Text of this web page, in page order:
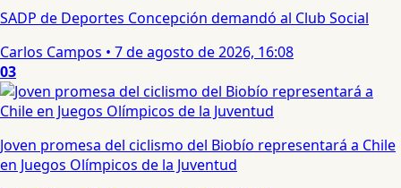
SADP de Deportes Concepción demandó al Club Social
Carlos Campos • 7 de agosto de 2026, 16:08
03
Joven promesa del ciclismo del Biobío representará a Chile
en Juegos Olímpicos de la Juventud